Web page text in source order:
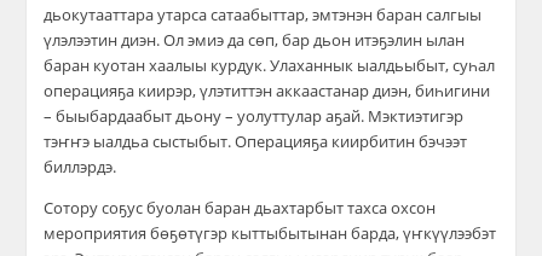
дьокутааттара утарса сатаабыттар, эмтэнэн баран салгыы
үлэлээтин диэн. Ол эмиэ да сөп, бар дьон итэҕэлин ылан
баран куотан хаалыы курдук. Улаханнык ыалдьыбыт, суһал
операцияҕа киирэр, үлэтиттэн аккаастанар диэн, биһигини
– быыбардаабыт дьону – уолуттулар аҕай. Мэктиэтигэр
тэҥҥэ ыалдьа сыстыбыт. Операцияҕа киирбитин бэчээт
биллэрдэ.
Сотору соҕус буолан баран дьахтарбыт тахса охсон
мероприятия бөҕөтүгэр кыттыбытынан барда, үҥкүүлээбэт